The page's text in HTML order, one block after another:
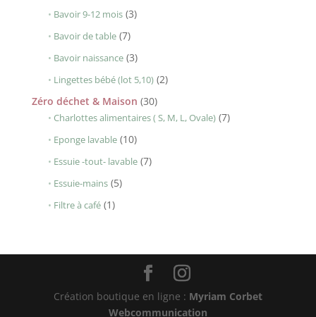
produits
Bavoir 9-12 mois 33
Bavoir de table 77
produits
Bavoir naissance 33
produits
Lingettes bébé (lot 5,10) 22
Zéro déchet & Maison 3030
produits
Charlottes alimentaires ( S, M, L, Ovale) 77
Eponge lavable 1010
produits
Essuie -tout- lavable 77
Essuie-mains 55
Filtre à café 11
Création boutique en ligne : Myriam Corbet
Webcommunication